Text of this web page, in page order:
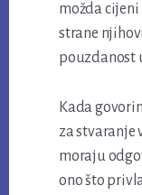
možda
strane
pouzdanost
Kada
za stvaranje
moraju
ono što